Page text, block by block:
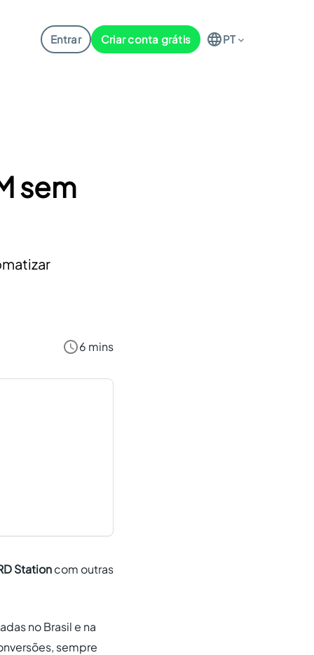
Entrar Criar conta grátis PT
sem
6 mins
Stationcom outras
no Brasil e na
sempre